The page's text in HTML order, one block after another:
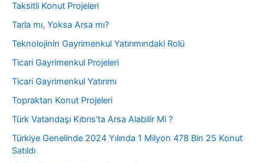
Taksitli Konut Projeleri
Tarla mı, Yoksa Arsa mı?
Teknolojinin Gayrimenkul Yatırımındaki Rolü
Ticari Gayrimenkul Projeleri
Ticari Gayrimenkul Yatırımı
Topraktan Konut Projeleri
Türk Vatandaşı Kıbrıs’ta Arsa Alabilir Mi ?
Türkiye Genelinde 2024 Yılında 1 Milyon 478 Bin 25 Konut
Satıldı